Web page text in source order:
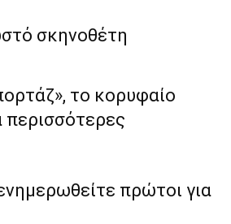
σκηνοθέτη
το κορυφαίο
περισσότερες
πρώτοι για